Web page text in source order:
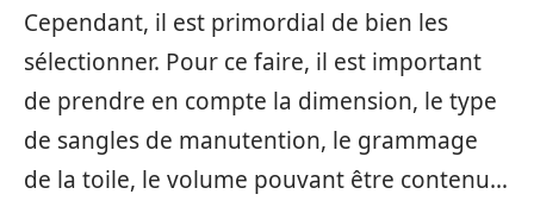
Cependant, il est primordial de bien les
sélectionner. Pour ce faire, il est important
de prendre en compte la dimension, le type
de sangles de manutention, le grammage
de la toile, le volume pouvant être contenu…